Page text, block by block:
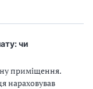
чи
приміщення.
нараховував